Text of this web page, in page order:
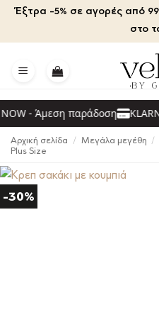
Μετάβαση
περιεχόμενο
Έξτρα -5% σε αγορές από
στο
- Άμεση παράδοση
Αρχική σελίδα / Μεγάλα μεγέθη /
Plus Size
-30%